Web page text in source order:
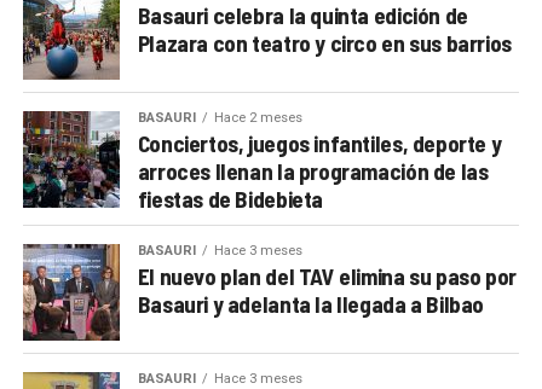
Basauri celebra la quinta edición de
Plazara con teatro y circo en sus barrios
BASAURI Hace 2 meses
Conciertos, juegos infantiles, deporte y
arroces llenan la programación de las
fiestas de Bidebieta
BASAURI Hace 3 meses
El nuevo plan del TAV elimina su paso por
Basauri y adelanta la llegada a Bilbao
BASAURI Hace 3 meses